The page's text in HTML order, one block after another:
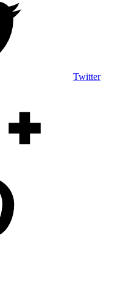
Twitter